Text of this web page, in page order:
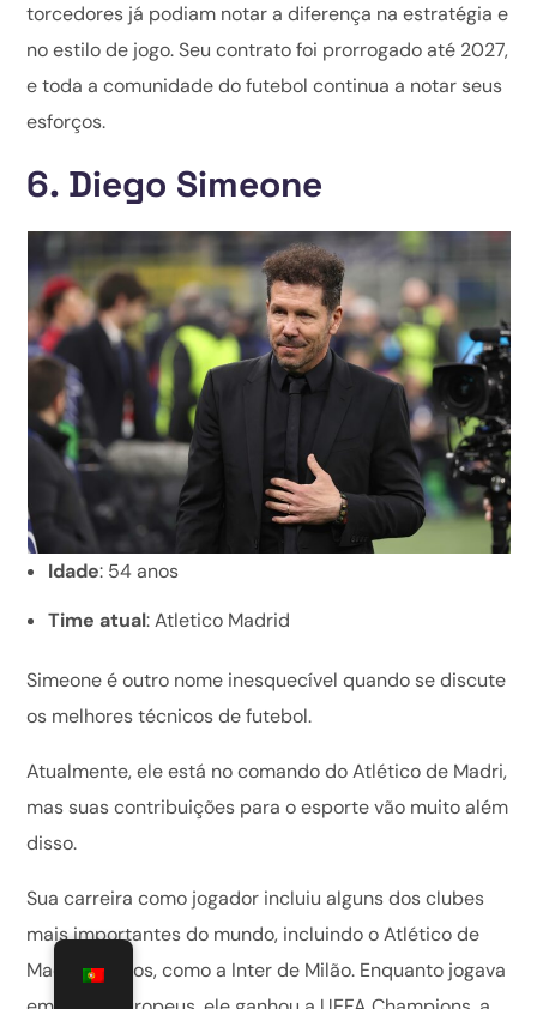
torcedores já podiam notar a diferença na estratégia e
no estilo de jogo. Seu contrato foi prorrogado até 2027,
e toda a comunidade do futebol continua a notar seus
esforços.
6. Diego Simeone
Idade: 54 anos
Time atual: Atletico Madrid
Simeone é outro nome inesquecível quando se discute
os melhores técnicos de futebol.
Atualmente, ele está no comando do Atlético de Madri,
mas suas contribuições para o esporte vão muito além
disso.
Sua carreira como jogador incluiu alguns dos clubes
mais importantes do mundo, incluindo o Atlético de
Madri e outros, como a Inter de Milão. Enquanto jogava